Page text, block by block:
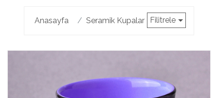
Anasayfa Seramik Kupalar Filitrele